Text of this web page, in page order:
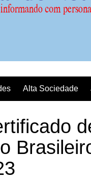
Alta Sociedade